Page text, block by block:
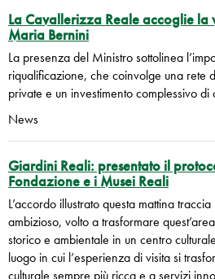
La Cavallerizza Reale accoglie la
Maria Bernini
La presenza del Ministro sottolinea
riqualificazione, che coinvolge una rete
private e un investimento complessivo
News
Giardini Reali: presentato il
Fondazione e i Musei Reali
L’accordo illustrato questa mattina
ambizioso, volto a trasformare
storico e ambientale in un centro
luogo in cui l’esperienza di visita si
culturale sempre più ricca e a servizi